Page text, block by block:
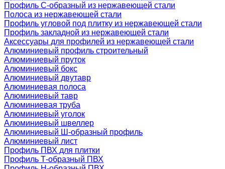
Профиль C-образный из нержавеющей стали
Полоса из нержавеющей стали
Профиль угловой под плитку из нержавеющей стали
Профиль закладной из нержавеющей стали
Аксессуары для профилей из нержавеющей стали
Алюминиевый профиль строительный
Алюминиевый пруток
Алюминиевый бокс
Алюминиевый двутавр
Алюминиевая полоса
Алюминиевый тавр
Алюминиевая труба
Алюминиевый уголок
Алюминиевый швеллер
Алюминиевый Ш-образный профиль
Алюминиевый лист
Профиль ПВХ для плитки
Профиль Т-образный ПВХ